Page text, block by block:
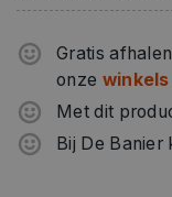
Gratis
onze winkels
Met dit
Bij De Banier